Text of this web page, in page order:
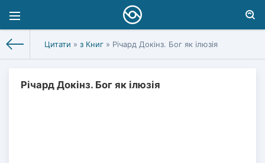
Цитати » з Книг » Річард Докінз. Бог як ілюзія
Річард Докінз. Бог як ілюзія